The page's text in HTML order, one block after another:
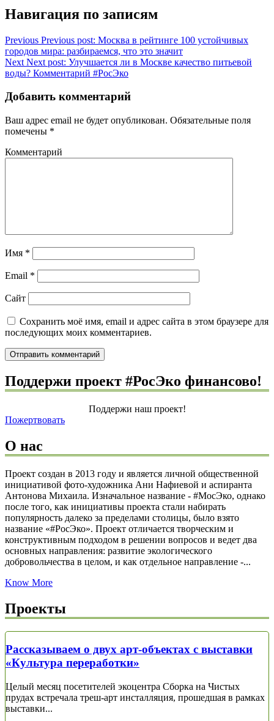
Навигация по записям
Previous Previous post: Москва в рейтинге 100 устойчивых
городов мира: разбираемся, что это значит
Next Next post: Улучшается ли в Москве качество питьевой
воды? Комментарий #РосЭко
Добавить комментарий
Ваш адрес email не будет опубликован. Обязательные поля
помечены *
Комментарий
Имя *
Email *
Сайт
Сохранить моё имя, email и адрес сайта в этом браузере для
последующих моих комментариев.
Поддержи проект #РосЭко финансово!
Поддержи наш проект!
Пожертвовать
О нас
Проект создан в 2013 году и является личной общественной
инициативой фото-художника Ани Нафиевой и аспиранта
Антонова Михаила. Изначальное название - #МосЭко, однако
после того, как инициативы проекта стали набирать
популярность далеко за пределами столицы, было взято
название «#РосЭко». Проект отличается творческим и
конструктивным подходом в решении вопросов и ведет два
основных направления: развитие экологического
добровольчества в целом, и как отдельное направление -...
Know More
Проекты
Рассказываем о двух арт-объектах с выставки
«Культура переработки»
Целый месяц посетителей экоцентра Сборка на Чистых
прудах встречала треш-арт инсталляция, прошедшая в рамках
выставки...